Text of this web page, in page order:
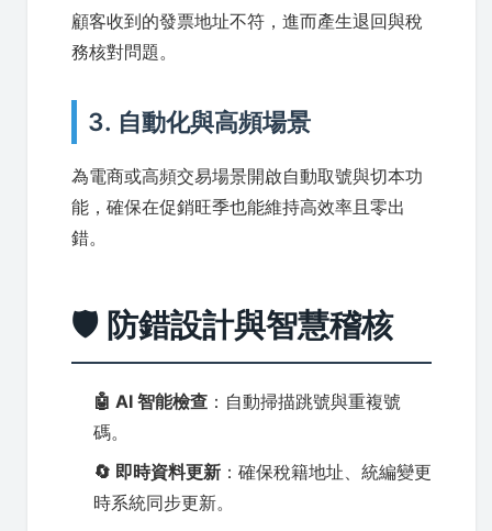
顧客收到的發票地址不符，進而產生退回與稅
務核對問題。
3. 自動化與高頻場景
為電商或高頻交易場景開啟自動取號與切本功
能，確保在促銷旺季也能維持高效率且零出
錯。
🛡️ 防錯設計與智慧稽核
🤖 AI 智能檢查 ：自動掃描跳號與重複號
碼。
🔄 即時資料更新 ：確保稅籍地址、統編變更
時系統同步更新。